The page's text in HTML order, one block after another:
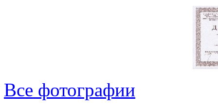
Все фотографии